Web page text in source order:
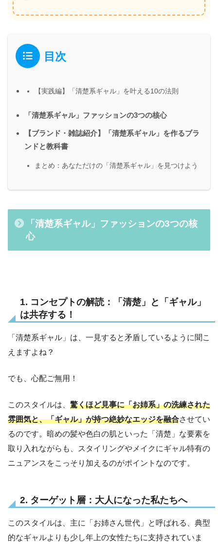
目次
【実践編】「清楚系ギャル」を叶える10の法則
「清楚系ギャル」ファッションの3つの核心
【ブランド・雑誌紹介】「清楚系ギャル」を作るブラ
ンドと教科書
まとめ：あなただけの「清楚系ギャル」を見つけよう
「清楚系ギャル」ファッションの3つの核
心
1. コンセプトの解読：「清楚」と「ギャル」
は共存する！
「清楚系ギャル」は、一見すると矛盾しているように聞こ
えますよね？
でも、心配ご無用！
このスタイルは、 驚くほど見事に「お姉系」の洗練された
雰囲気と、「ギャル」が持つ絶妙なエッジを融合させてい
るのです。暗めの髪や色白の肌といった「清楚」な要素を
取り入れながらも、スタイリングやメイクにギャル特有の
ニュアンスをこっそり加えるのがポイントなのです。
2. ターゲット層：大人になった私たちへ
このスタイルは、主に「お姉さん世代」と呼ばれる、典型
的なギャルよりも少し年上の女性たちに支持されていま